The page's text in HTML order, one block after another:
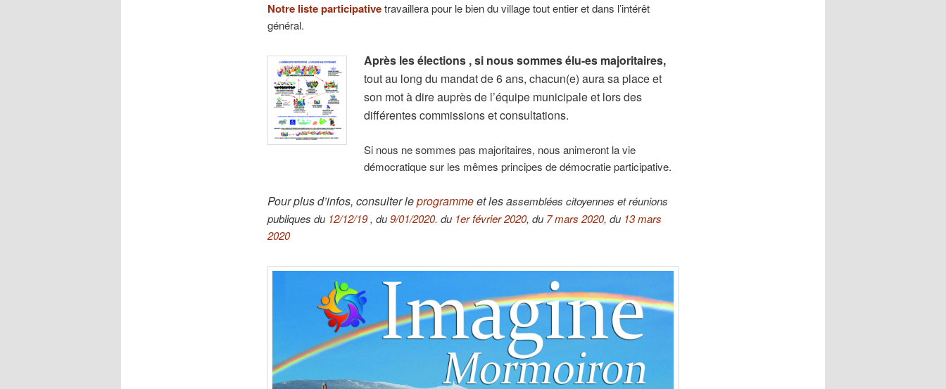
Notre liste participativetravaillera pour le bien du village tout entier et dans l’intérêt
général.
Après les élections , si nous sommes élu-es majoritaires,
tout au long du mandat de 6 ans, chacun(e) aura sa place et
son mot à dire auprès de l’équipe municipale et lors des
différentes commissions et consultations.
Si nous ne sommes pas majoritaires, nous animeront la vie
démocratique sur les mêmes principes de démocratie participative.
Pour plus d’infos, consulter leprogrammeet les assemblées citoyennes et réunions
publiques du 12/12/19, du9/01/2020. du 1er février 2020, du 7 mars 2020, du 13 mars
2020